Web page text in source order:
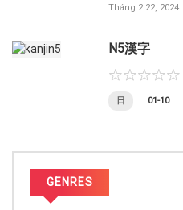
Tháng 2 22, 2024
N5漢字
日 01-10
GENRES